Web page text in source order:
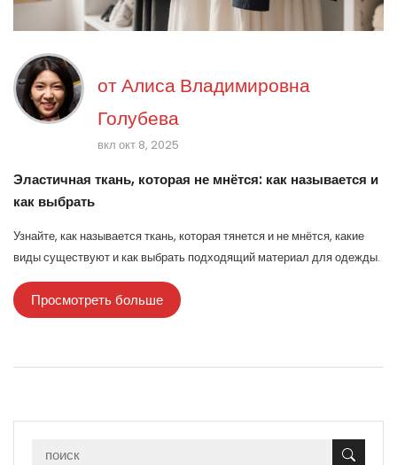
отАлиса Владимировна
Голубева
вкл окт 8, 2025
Эластичная ткань, которая не мнётся: как называется и
как выбрать
Узнайте, как называется ткань, которая тянется и не мнётся, какие
виды существуют и как выбрать подходящий материал для одежды.
Просмотреть больше